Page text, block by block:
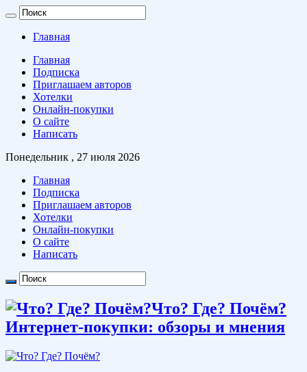
Главная
Главная
Подписка
Приглашаем авторов
Хотелки
Онлайн-покупки
О сайте
Написать
Понедельник , 27 июля 2026
Главная
Подписка
Приглашаем авторов
Хотелки
Онлайн-покупки
О сайте
Написать
Что? Где? Почём?
Интернет-покупки: обзоры и мнения